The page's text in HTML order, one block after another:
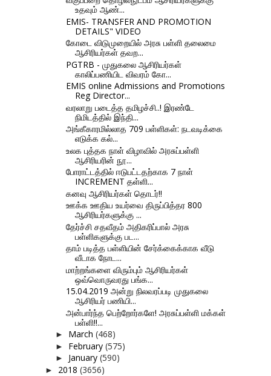
உதவும் ஆண்...
EMIS- TRANSFER AND PROMOTION
DETAILS" VIDEO
கோடை விடுமுறையில் அரசு பள்ளி தலைமை
ஆசிரியர்கள் தவற...
PGTRB - முதுகலை ஆசிரியர்கள்
காலிப்பணியிட விவரம் கோ...
EMIS online Admissions and Promotions
Reg Director...
வரலாறு படைத்த தமிழச்சி..! இரண்டே
நிமிடத்தில் இந்தி...
அங்கீகாரமில்லாத 709 பள்ளிகள்: நடவடிக்கை
எடுக்க கல்...
உலக புத்தக நாள் விழாவில் அரசுப்பள்ளி
ஆசிரியரின் நூ...
போராட்டத்தில் ஈடுபட்டதற்காக 7 நாள்
INCREMENT தள்ளி...
கனவு ஆசிரியர்கள் தொடர்!!
ஊக்க ஊதிய உயர்வை திருப்பித்தர 800
ஆசிரியர்களுக்கு ...
தேர்ச்சி சதவீதம் அதிகரிப்பால் அரசு
பள்ளிகளுக்கு பட...
தாம் படித்த பள்ளியின் சேர்க்கைக்காக வீடு
வீடாக நோட...
மாற்றங்களை விரும்பும் ஆசிரியர்கள்
ஒவ்வொருவரது பங்க...
15.04.2019 அன்று நிலவரப்படி முதுகலை
ஆசிரியர் பணியி...
அன்பார்ந்த பெற்றோர்களே! அரசுப்பள்ளி மக்கள்
பள்ளி!!...
► March (468)
► February (575)
► January (590)
► 2018 (3656)